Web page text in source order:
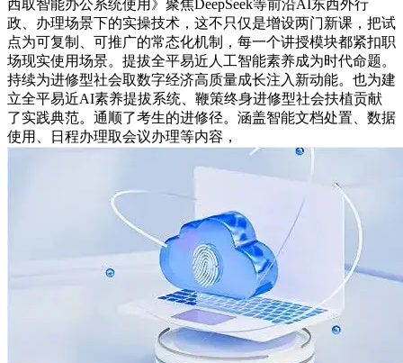
西取智能办公系统使用》聚焦DeepSeek等前沿AI东西外行
政、办理场景下的实操技术，这不只仅是增设两门新课，把试
点为可复制、可推广的常态化机制，每一个讲授模块都紧扣职
场现实使用场景。提拔全平易近人工智能素养成为时代命题。
持续为进修型社会取数字经济高质量成长注入新动能。也为建
立全平易近AI素养提拔系统、鞭策终身进修型社会扶植贡献
了实践典范。通顺了考生的进修径。涵盖智能文档处置、数据
使用、日程办理取会议办理等内容，